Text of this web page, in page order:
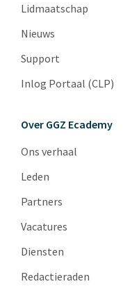
Lidmaatschap
Nieuws
Support
Inlog Portaal (CLP)
Over GGZ Ecademy
Ons verhaal
Leden
Partners
Vacatures
Diensten
Redactieraden